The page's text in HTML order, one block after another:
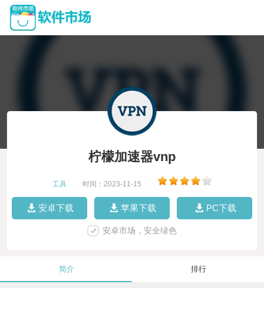
柠檬加速器vnp
工具 时间：2023-11-15
安卓下载 苹果下载 PC下载
安卓市场，安全绿色
简介 排行